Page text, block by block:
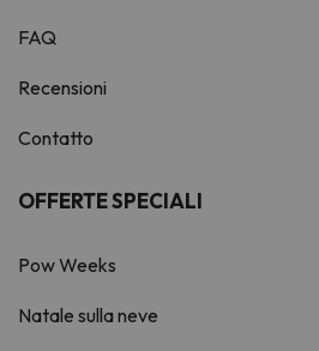
FAQ
Recensioni
Contatto
OFFERTE SPECIALI
Pow Weeks
Natale sulla neve